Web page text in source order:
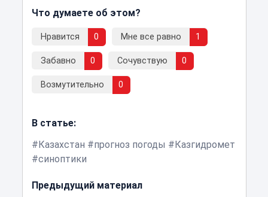
Что думаете об этом?
Нравится 0 Мне все равно 1
Забавно 0 Сочувствую 0
Возмутительно 0
В статье:
Казахстан
прогноз погоды
Казгидромет
синоптики
Предыдущий материал